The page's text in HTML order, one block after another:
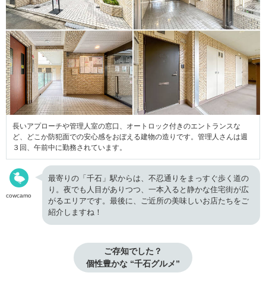
長いアプローチや管理人室の窓口、オートロック付きのエントランスな
ど、どこか防犯面での安心感をおぼえる建物の造りです。管理人さんは週
３回、午前中に勤務されています。
cowcamo
最寄りの「千石」駅からは、不忍通りをまっすぐ歩く道の
り。夜でも人目がありつつ、一本入ると静かな住宅街が広
がるエリアです。最後に、ご近所の美味しいお店たちをご
紹介しますね！
ご存知でした？
個性豊かな “千石グルメ”